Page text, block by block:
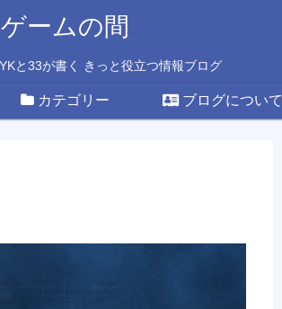
ゲームの間
と33が書く きっと役立つ情報ブログ
カテゴリー ブログについて